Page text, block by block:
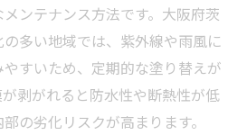
もりまでの流れと確認事項
手業者の違いを比較する視点
塗装する方法とは
用相場と見積もりのポイント
ンテナンス方法です。大阪府茨
多い地域では、紫外線や雨風に
すいため、定期的な塗り替えが
剥がれると防水性や断熱性が低
の劣化リスクが高まります。